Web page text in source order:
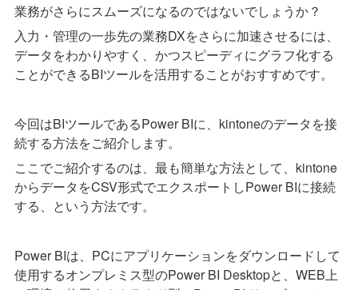
業務がさらにスムーズになるのではないでしょうか？
入力・管理の一歩先の業務DXをさらに加速させるには、
データをわかりやすく、かつスピーディにグラフ化する
ことができるBIツールを活用することがおすすめです。
今回はBIツールであるPower BIに、kintoneのデータを接
続する方法をご紹介します。
ここでご紹介するのは、最も簡単な方法として、kintone
からデータをCSV形式でエクスポートしPower BIに接続
する、という方法です。
Power BIは、PCにアプリケーションをダウンロードして
使用するオンプレミス型のPower BI Desktopと、WEB上